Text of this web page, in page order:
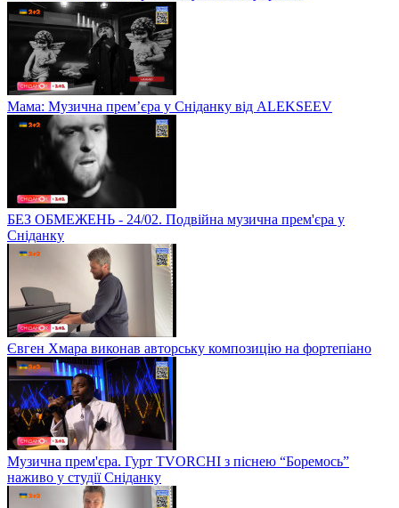
Мама: Музична прем’єра у Сніданку від ALEKSEEV
БЕЗ ОБМЕЖЕНЬ - 24/02. Подвійна музична прем'єра у
Сніданку
Євген Хмара виконав авторську композицію на фортепіано
Музична прем'єра. Гурт TVORCHI з піснею “Боремось”
наживо у студії Сніданку